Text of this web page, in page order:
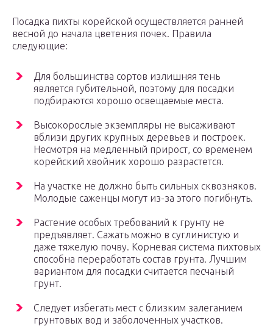
Посадка пихты корейской осуществляется ранней
весной до начала цветения почек. Правила
следующие:
Для большинства сортов излишняя тень
является губительной, поэтому для посадки
подбираются хорошо освещаемые места.
Высокорослые экземпляры не высаживают
вблизи других крупных деревьев и построек.
Несмотря на медленный прирост, со временем
корейский хвойник хорошо разрастется.
На участке не должно быть сильных сквозняков.
Молодые саженцы могут из-за этого погибнуть.
Растение особых требований к грунту не
предъявляет. Сажать можно в суглинистую и
даже тяжелую почву. Корневая система пихтовых
способна переработать состав грунта. Лучшим
вариантом для посадки считается песчаный
грунт.
Следует избегать мест с близким залеганием
грунтовых вод и заболоченных участков.